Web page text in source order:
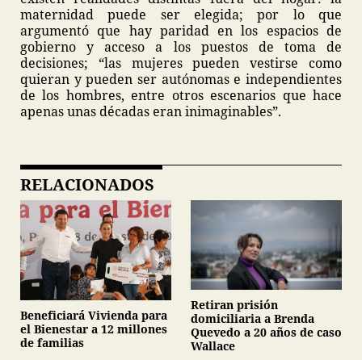
maternidad puede ser elegida; por lo que
argumentó que hay paridad en los espacios de
gobierno y acceso a los puestos de toma de
decisiones; “las mujeres pueden vestirse como
quieran y pueden ser autónomas e independientes
de los hombres, entre otros escenarios que hace
apenas unas décadas eran inimaginables”.
RELACIONADOS
Beneficiará Vivienda para
el Bienestar a 12 millones
de familias
Retiran prisión
domiciliaria a Brenda
Quevedo a 20 años de caso
Wallace